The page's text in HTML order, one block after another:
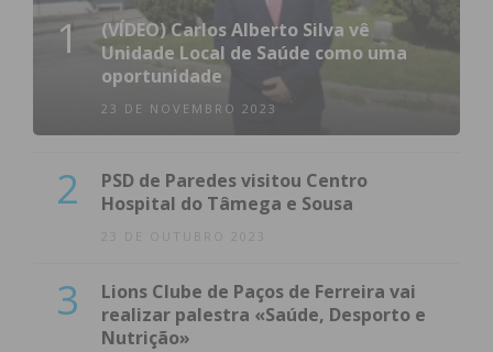
1
(VÍDEO) Carlos Alberto Silva vê
Unidade Local de Saúde como uma
oportunidade
23 DE NOVEMBRO 2023
2
PSD de Paredes visitou Centro
Hospital do Tâmega e Sousa
23 DE OUTUBRO 2023
3
Lions Clube de Paços de Ferreira vai
realizar palestra «Saúde, Desporto e
Nutrição»